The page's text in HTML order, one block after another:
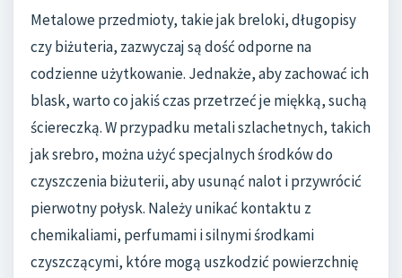
Metalowe przedmioty, takie jak breloki, długopisy
czy biżuteria, zazwyczaj są dość odporne na
codzienne użytkowanie. Jednakże, aby zachować ich
blask, warto co jakiś czas przetrzeć je miękką, suchą
ściereczką. W przypadku metali szlachetnych, takich
jak srebro, można użyć specjalnych środków do
czyszczenia biżuterii, aby usunąć nalot i przywrócić
pierwotny połysk. Należy unikać kontaktu z
chemikaliami, perfumami i silnymi środkami
czyszczącymi, które mogą uszkodzić powierzchnię